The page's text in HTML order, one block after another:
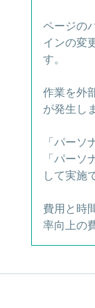
ページの
インの変
す。
作業を外
が発生し
「パーソ
「パーソ
して実施
費用と時
率向上の